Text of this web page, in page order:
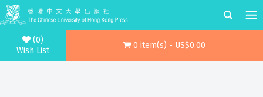
(0)
Wish List
0 item(s) - US$0.00